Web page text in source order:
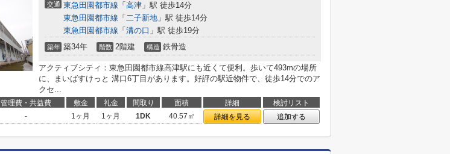
交通 東急田園都市線 「 高津 」駅 徒歩14分
東急田園都市線 「 二子新地 」駅 徒歩14分
東急田園都市線 「 溝の口 」駅 徒歩19分
築年 築34年 階数 2階建 構造 鉄骨造
アクティブシティ：東急田園都市線高津駅にも近くて便利。歩いて493mの場所
に、まいばすけっと 溝口6丁目があります。好評の駅近物件で、徒歩14分でのア
クセ...
管理費・共益費 敷金 礼金 間取り 面積 詳細
検討リスト
- 1ヶ月 1ヶ月 1DK 40.57㎡ 詳細を見る 追加する